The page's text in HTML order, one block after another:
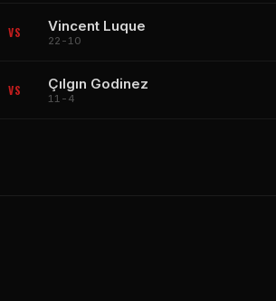
VS Vincent Luque
22-10
VS Çılgın Godinez
11-4